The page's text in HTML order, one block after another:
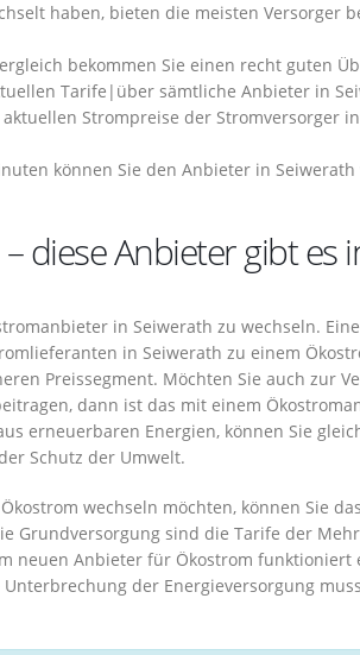
haben, bieten die meisten Versorger
bekommen Sie einen recht guten
Tarife|über sämtliche Anbieter in
Strompreise der Stromversorger
können Sie den Anbieter in Seiwerath
diese Anbieter gibt es
in Seiwerath zu wechseln.
in Seiwerath zu einem
Preissegment. Möchten Sie auch zur
dann ist das mit einem
erneuerbaren Energien, können Sie
Schutz der Umwelt.
wechseln möchten, können Sie
Grundversorgung sind die Tarife der
neuen Anbieter für Ökostrom funktioniert
der Energieversorgung